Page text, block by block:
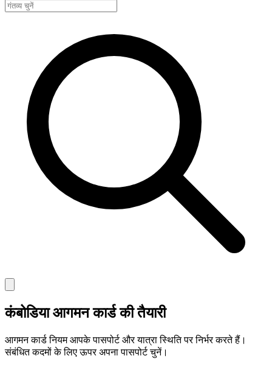
कंबोडिया आगमन कार्ड की तैयारी
आगमन कार्ड नियम आपके पासपोर्ट और यात्रा स्थिति पर निर्भर करते हैं।
संबंधित कदमों के लिए ऊपर अपना पासपोर्ट चुनें।